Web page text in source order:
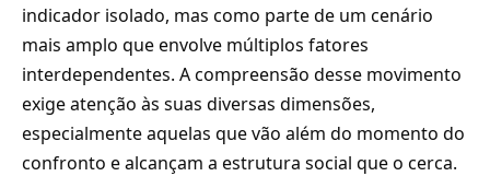
indicador isolado, mas como parte de um cenário
mais amplo que envolve múltiplos fatores
interdependentes. A compreensão desse movimento
exige atenção às suas diversas dimensões,
especialmente aquelas que vão além do momento do
confronto e alcançam a estrutura social que o cerca.